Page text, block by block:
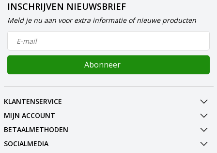
INSCHRIJVEN NIEUWSBRIEF
Meld je nu aan voor extra informatie of nieuwe producten
Abonneer
KLANTENSERVICE
MIJN ACCOUNT
BETAALMETHODEN
SOCIALMEDIA